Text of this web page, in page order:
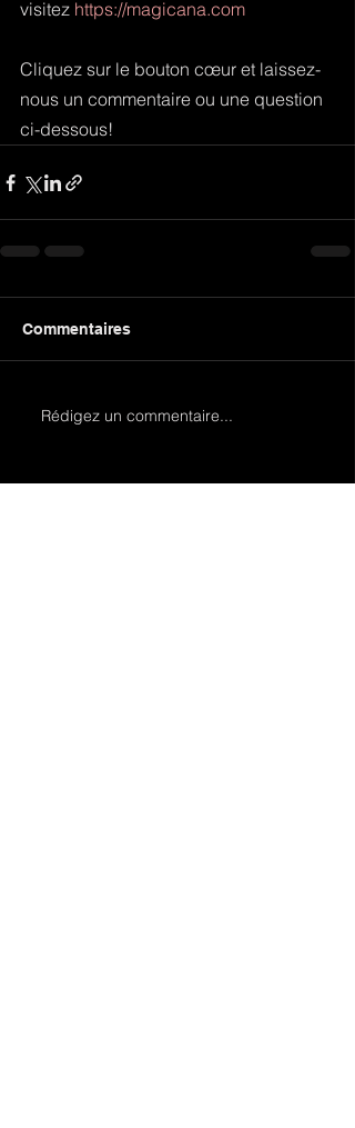
visitez https://magicana.com
Cliquez sur le bouton cœur et laissez-
nous un commentaire ou une question
ci-dessous!
Commentaires
Rédigez un commentaire...